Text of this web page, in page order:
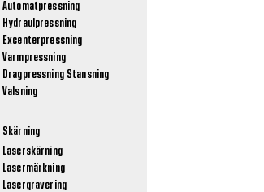
Automatpressning
Hydraulpressning
Excenterpressning
Varmpressning
Dragpressning Stansning
Valsning
Skärning
Laserskärning
Lasermärkning
Lasergravering